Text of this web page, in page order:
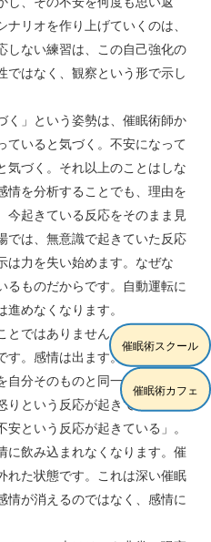
リオを作り上げていくのは、
しない練習は、この自己強化の
ではなく、観察という形で示し
く」という姿勢は、催眠術師か
ていると気づく。不安になって
気づく。それ以上のことはしな
情を分析することでも、理由を
今起きている反応をそのまま見
では、無意識で起きていた反応
は力を失い始めます。なぜな
るものだからです。自動運転に
めなくなります。
ではありません。この点は何
。感情は出ます。むしろ、き
分そのものと同一化しない。
という反応が起きている」。
という反応が起きている」。
に飲み込まれなくなります。催
れた状態です。これは深い催眠
情が消えるのではなく、感情に
催眠術スクール
催眠術カフェ